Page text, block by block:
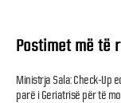
Postimet më të
Ministrja Sala: Check-Up
parë i Geriatrisë për të